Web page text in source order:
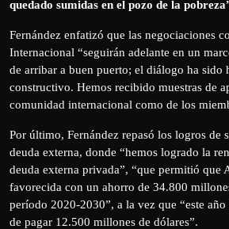
quedado sumidas en el pozo de la
Fernández enfatizó que las negociaciones
Internacional “seguirán adelante en un
de arribar a buen puerto; el diálogo ha sido
constructivo. Hemos recibido muestras de
comunidad internacional como de los
Por último, Fernández repasó los logros de
deuda externa, donde “hemos logrado la
deuda externa privada”, “que permitió que
favorecida con un ahorro de 34.800
período 2020-2030”, a la vez que “este
de pagar 12.500 millones de dólares”.